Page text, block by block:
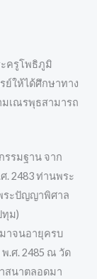
ครูโพธิภูมิ
ย์ให้ได้ศึกษาทาง
มเณรพุธสามารถ
รรมฐาน จาก
. 2483 ท่านพระ
ระปัญญาพิศาล
ทุม)
าจนอายุครบ
.ศ. 2485 ณ วัด
สนาตลอดมา